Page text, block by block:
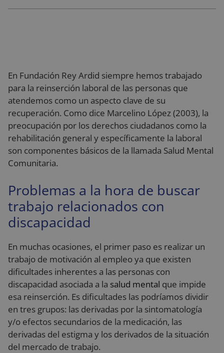
En Fundación Rey Ardid siempre hemos trabajado
para la reinserción laboral de las personas que
atendemos como un aspecto clave de su
recuperación. Como dice Marcelino López (2003), la
preocupación por los derechos ciudadanos como la
rehabilitación general y específicamente la laboral
son componentes básicos de la llamada Salud Mental
Comunitaria.
Problemas a la hora de buscar
trabajo relacionados con
discapacidad
En muchas ocasiones, el primer paso es realizar un
trabajo de motivación al empleo ya que existen
dificultades inherentes a las personas con
discapacidad asociada a la salud mental que impide
esa reinserción. Es dificultades las podríamos dividir
en tres grupos: las derivadas por la sintomatología
y/o efectos secundarios de la medicación, las
derivadas del estigma y los derivados de la situación
del mercado de trabajo.